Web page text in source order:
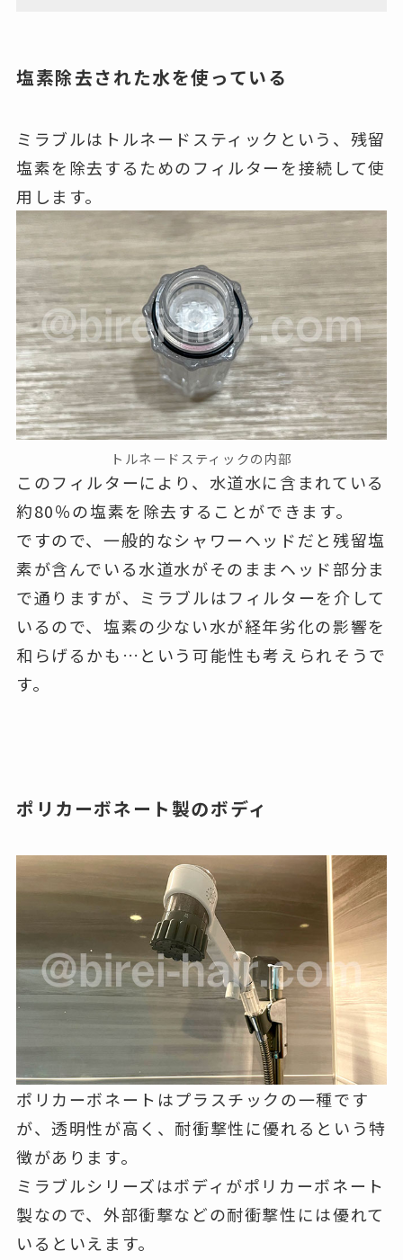
塩素除去された水を使っている
ミラブルはトルネードスティックという、残留
塩素を除去するためのフィルターを接続して使
用します。
トルネードスティックの内部
このフィルターにより、水道水に含まれている
約80％の塩素を除去することができます。
ですので、一般的なシャワーヘッドだと残留塩
素が含んでいる水道水がそのままヘッド部分ま
で通りますが、ミラブルはフィルターを介して
いるので、塩素の少ない水が経年劣化の影響を
和らげるかも…という可能性も考えられそうで
す。
ポリカーボネート製のボディ
ポリカーボネートはプラスチックの一種です
が、透明性が高く、耐衝撃性に優れるという特
徴があります。
ミラブルシリーズはボディがポリカーボネート
製なので、外部衝撃などの耐衝撃性には優れて
いるといえます。